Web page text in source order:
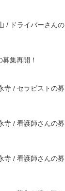
/ ドライバーさんの
集再開！
寺 / セラピストの募
寺 / 看護師さんの募
寺 / 看護師さんの募